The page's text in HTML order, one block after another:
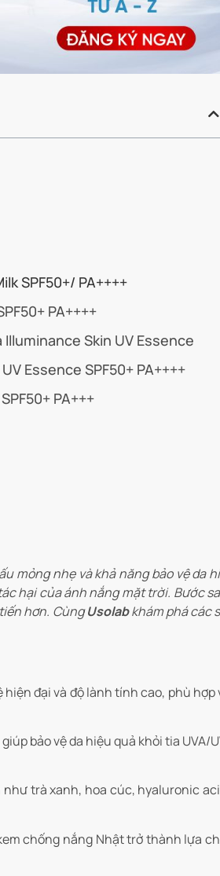
SPF50+/ PA++++
PA++++
Skin UV Essence
Essence SPF50+ PA++++
PA+++
mỏng nhẹ và khả năng bảo vệ da
hại của ánh nắng mặt trời. Bước
hơn. CùngUsolabkhám phá các
đại và độ lành tính cao, phù hợp
bảo vệ da hiệu quả khỏi tia UVA/
trà xanh, hoa cúc, hyaluronic
chống nắng Nhật trở thành lựa